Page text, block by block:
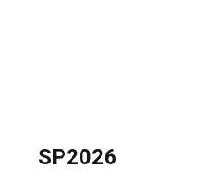
SP2026